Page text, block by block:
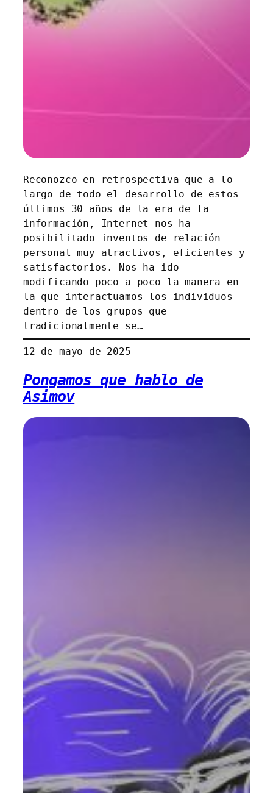
Reconozco en retrospectiva que a lo
largo de todo el desarrollo de estos
últimos 30 años de la era de la
información, Internet nos ha
posibilitado inventos de relación
personal muy atractivos, eficientes y
satisfactorios. Nos ha ido
modificando poco a poco la manera en
la que interactuamos los individuos
dentro de los grupos que
tradicionalmente se…
12 de mayo de 2025
Pongamos que hablo de
Asimov